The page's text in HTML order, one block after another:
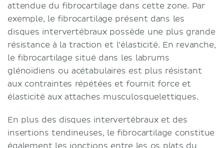
attendue du fibrocartilage dans cette zone. Par
exemple, le fibrocartilage présent dans les
disques intervertébraux possède une plus grande
résistance à la traction et l’élasticité. En revanche,
le fibrocartilage situé dans les labrums
glénoïdiens ou acétabulaires est plus résistant
aux contraintes répétées et fournit force et
élasticité aux attaches musculosquelettiques.
En plus des disques intervertébraux et des
insertions tendineuses, le fibrocartilage constitue
également les jonctions entre les os plats du